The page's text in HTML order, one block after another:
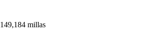
149,184 millas